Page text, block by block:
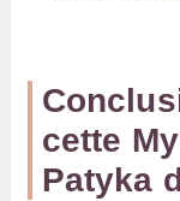
cette
Patyka